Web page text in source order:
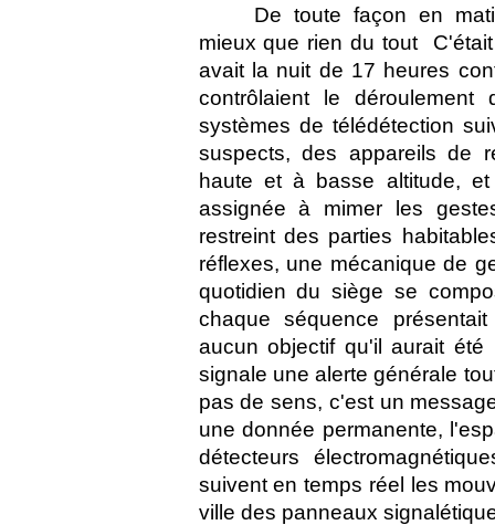
De toute façon en
mieux que rien du tout 
avait la nuit de 17 heures
contrôlaient le
systèmes de télédétection
suspects, des appareils de
haute et à basse altitude,
assignée à mimer les
restreint des parties
réflexes, une mécanique de
quotidien du siège se
chaque séquence
aucun objectif qu'il aurait été
signale une alerte générale
pas de sens, c'est un
une donnée permanente,
détecteurs
suivent en temps réel les
ville des panneaux